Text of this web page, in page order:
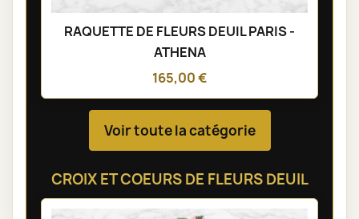
RAQUETTE DE FLEURS DEUIL PARIS -
ATHENA
165,00 €
Voir toute la catégorie
CROIX ET COEURS DE FLEURS DEUIL